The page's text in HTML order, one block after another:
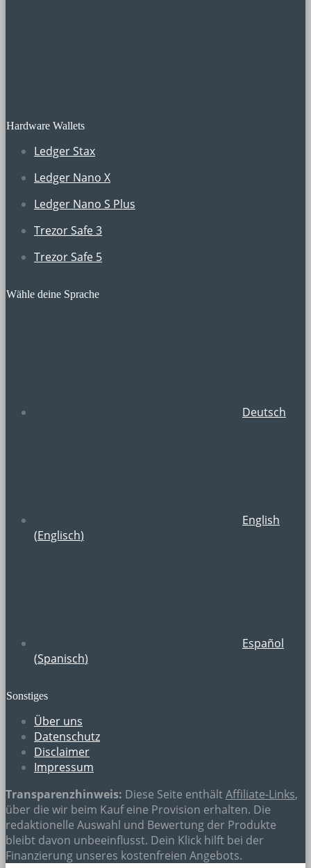
Hardware Wallets
Ledger Stax
Ledger Nano X
Ledger Nano S Plus
Trezor Safe 3
Trezor Safe 5
Wähle deine Sprache
Deutsch
English
(Englisch)
Español
(Spanisch)
Sonstiges
Über uns
Datenschutz
Disclaimer
Impressum
Transparenzhinweis: Diese Seite enthältAffiliate-Links,
über die wir beim Kauf eine Provision erhalten. Die
redaktionelle Auswahl und Bewertung der Produkte
bleibt davon unbeeinflusst. Dein Klick hilft bei der
Finanzierung unseres kostenfreien Angebots.